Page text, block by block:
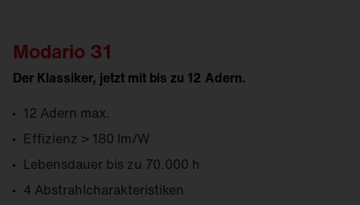
Modario 31
Der Klassiker, jetzt mit bis zu 12 Adern.
12 Adern max.
Effizienz > 180 lm/W
Lebensdauer bis zu 70.000 h
4 Abstrahlcharakteristiken